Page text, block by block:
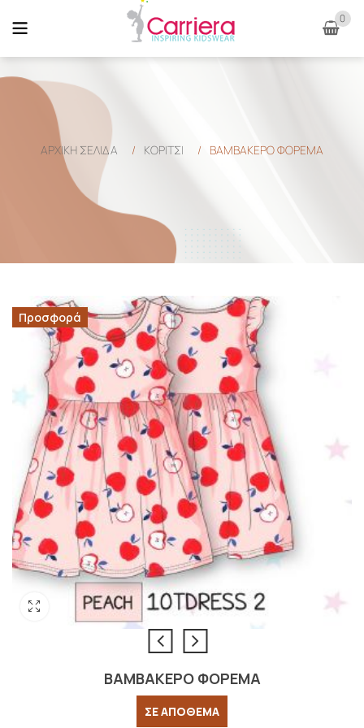
0
ΑΡΧΙΚΉ ΣΕΛΊΔΑ / ΚΟΡΙΤΣΙ / ΒΑΜΒΑΚΕΡΟ ΦΟΡΕΜΑ
Προσφορά
ΒΑΜΒΑΚΕΡΟ ΦΟΡΕΜΑ
ΣΕ ΑΠΟΘΕΜΑ